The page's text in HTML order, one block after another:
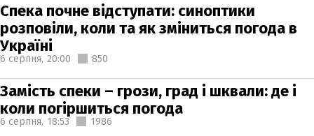
Спека почне відступати: синоптики
розповіли, коли та як зміниться погода в
Україні
6 серпня, 20:00 850
Замість спеки – грози, град і шквали: де і
коли погіршиться погода
6 серпня, 18:53 1986